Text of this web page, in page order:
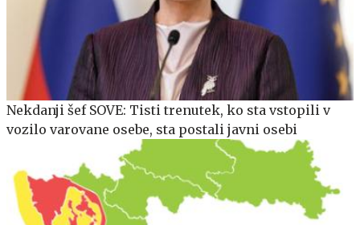
Nekdanji šef SOVE: Tisti trenutek, ko sta vstopili v
vozilo varovane osebe, sta postali javni osebi